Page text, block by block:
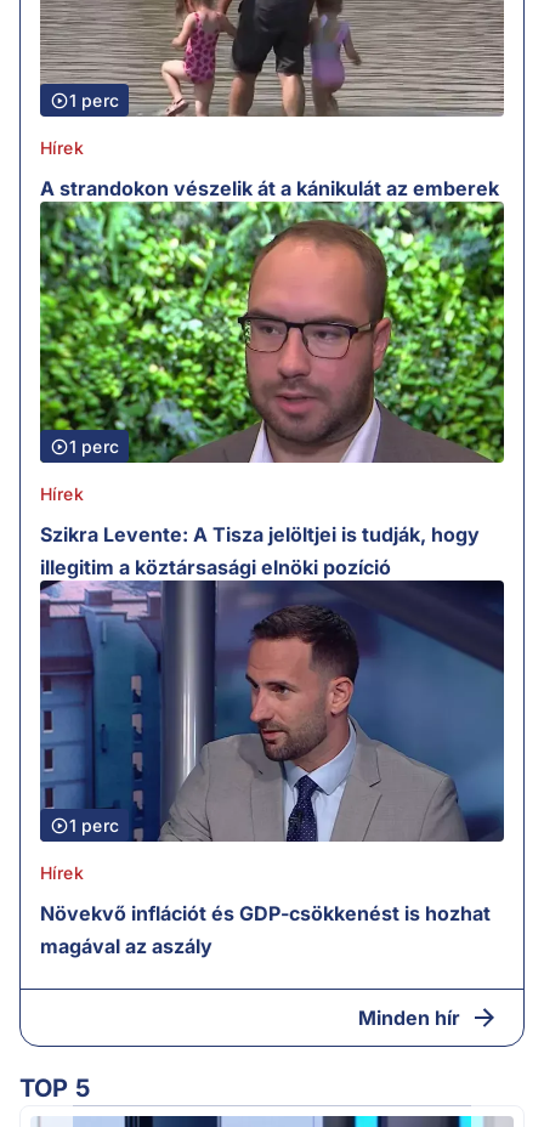
1 perc
Hírek
A strandokon vészelik át a kánikulát az emberek
1 perc
Hírek
Szikra Levente: A Tisza jelöltjei is tudják, hogy
illegitim a köztársasági elnöki pozíció
1 perc
Hírek
Növekvő inflációt és GDP-csökkenést is hozhat
magával az aszály
Minden hír
TOP 5